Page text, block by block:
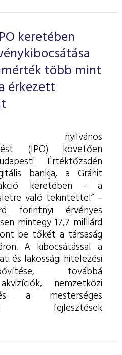
keretében
több mint
érkezett
nyilvános
(IPO) követően
Értéktőzsdén
bankja, a Gránit
keretében - a
való tekintettel” –
forintnyi érvényes
mintegy 17,7 milliárd
be tőkét a társaság
A kibocsátással a
és lakossági hitelezési
továbbá
nemzetközi
a mesterséges
fejlesztések